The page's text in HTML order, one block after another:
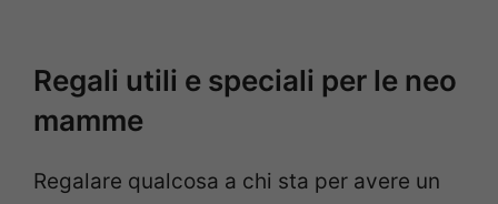
Regali utili e speciali per le neo
mamme
Regalare qualcosa a chi sta per avere un